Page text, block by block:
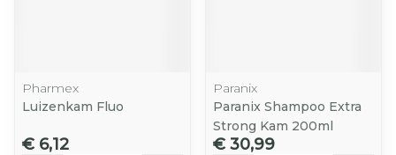
Pharmex
Luizenkam Fluo
€ 6,12
Paranix
Paranix Shampoo Extra
Strong Kam 200ml
€ 30,99